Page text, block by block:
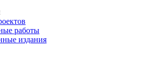
работы
издания